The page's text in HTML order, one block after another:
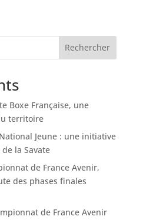
Rechercher
Boxe Française, une
territoire
Jeune : une initiative
la Savate
de France Avenir,
des phases finales
de France Avenir